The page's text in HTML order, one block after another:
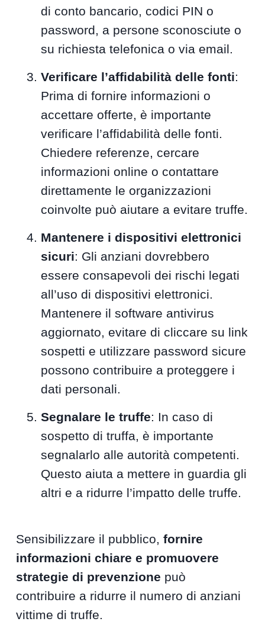
di conto bancario, codici PIN o
password, a persone sconosciute o
su richiesta telefonica o via email.
Verificare l’affidabilità delle fonti:
Prima di fornire informazioni o
accettare offerte, è importante
verificare l’affidabilità delle fonti.
Chiedere referenze, cercare
informazioni online o contattare
direttamente le organizzazioni
coinvolte può aiutare a evitare truffe.
Mantenere i dispositivi elettronici
sicuri: Gli anziani dovrebbero
essere consapevoli dei rischi legati
all’uso di dispositivi elettronici.
Mantenere il software antivirus
aggiornato, evitare di cliccare su link
sospetti e utilizzare password sicure
possono contribuire a proteggere i
dati personali.
Segnalare le truffe: In caso di
sospetto di truffa, è importante
segnalarlo alle autorità competenti.
Questo aiuta a mettere in guardia gli
altri e a ridurre l’impatto delle truffe.
Sensibilizzare il pubblico,fornire
informazioni chiare e promuovere
strategie di prevenzione può
contribuire a ridurre il numero di anziani
vittime di truffe.